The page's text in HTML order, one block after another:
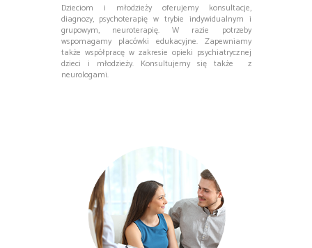
Dzieciom i młodzieży oferujemy konsultacje,
diagnozy, psychoterapię w trybie indywidualnym i
grupowym, neuroterapię. W razie potrzeby
wspomagamy placówki edukacyjne. Zapewniamy
także współpracę w zakresie opieki psychiatrycznej
dzieci i młodzieży. Konsultujemy się także z
neurologami.